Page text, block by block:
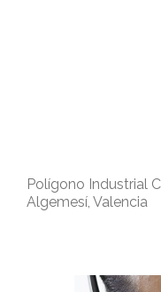
Polígono Industrial
Algemesí, Valencia